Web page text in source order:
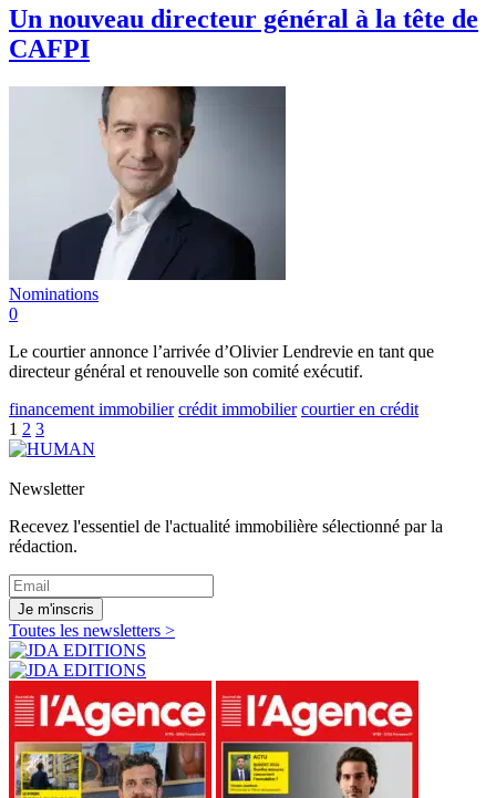
Un nouveau directeur général à la tête de
CAFPI
Nominations
0
Le courtier annonce l’arrivée d’Olivier Lendrevie en tant que
directeur général et renouvelle son comité exécutif.
financement immobilier crédit immobilier courtier en crédit
1 2 3
Newsletter
Recevez l'essentiel de l'actualité immobilière sélectionné par la
rédaction.
Je m'inscris
Toutes les newsletters >